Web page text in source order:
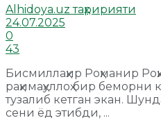
Alhidoya.uz таҳририяти
24.07.2025
0
43
Бисмиллаҳир Роҳманир
раҳимаҳуллоҳ бир беморни
тузалиб кетган экан.
сени ёд этибди, ...